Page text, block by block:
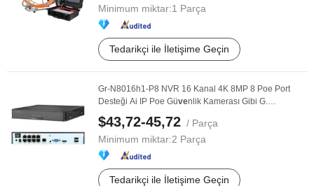
Minimum miktar:1 Parça
Tedarikçi ile İletişime Geçin
Gr-N8016h1-P8 NVR 16 Kanal 4K 8MP 8 Poe Port
Desteği Ai IP Poe Güvenlik Kamerası Gibi G.
Craftsman ...
$43,72-45,72 / Parça
Minimum miktar:2 Parça
Tedarikçi ile İletişime Geçin